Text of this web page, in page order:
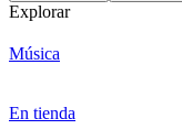
Explorar
Música
En tienda